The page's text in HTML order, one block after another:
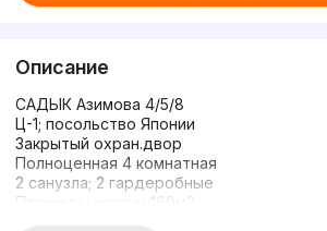
Описание
САДЫК Азимова 4/5/8
Ц-1; посольство Японии
Закрытый охран.двор
Полноценная 4 комнатная
2 санузла; 2 гардеробные
Площадь: кирпич 160м2